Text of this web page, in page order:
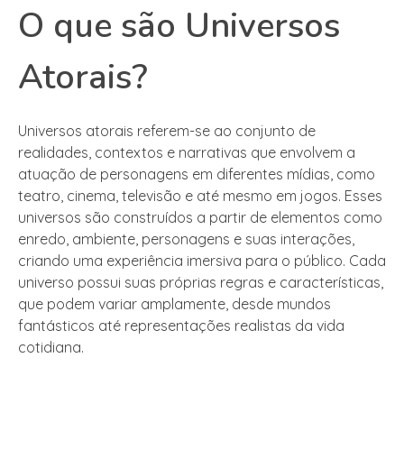
O que são Universos
Atorais?
Universos atorais referem-se ao conjunto de
realidades, contextos e narrativas que envolvem a
atuação de personagens em diferentes mídias, como
teatro, cinema, televisão e até mesmo em jogos. Esses
universos são construídos a partir de elementos como
enredo, ambiente, personagens e suas interações,
criando uma experiência imersiva para o público. Cada
universo possui suas próprias regras e características,
que podem variar amplamente, desde mundos
fantásticos até representações realistas da vida
cotidiana.